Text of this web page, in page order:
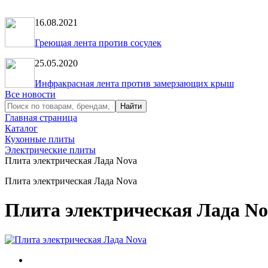
16.08.2021
Греющая лента против сосулек
25.05.2020
Инфракрасная лента против замерзающих крыш
Все новости
Главная страница
Каталог
Кухонные плиты
Электрические плиты
Плита электрическая Лада Nova
Плита электрическая Лада Nova
Плита электрическая Лада